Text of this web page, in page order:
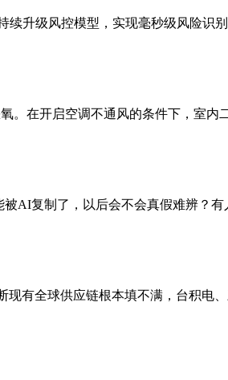
升级风控模型，实现毫秒级风险识
。在开启空调不通风的条件下，室内
AI复制了，以后会不会真假难辨？
有全球供应链根本填不满，台积电